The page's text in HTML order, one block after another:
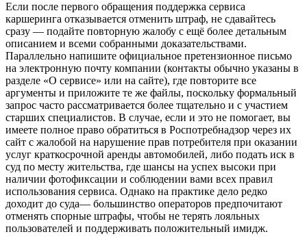
Если после первого обращения поддержка сервиса
каршеринга отказывается отменить штраф, не сдавайтесь
сразу — подайте повторную жалобу с ещё более детальным
описанием и всеми собранными доказательствами.
Параллельно напишите официальное претензионное письмо
на электронную почту компании (контакты обычно указаны в
разделе «О сервисе» или на сайте), где повторите все
аргументы и приложите те же файлы, поскольку формальный
запрос часто рассматривается более тщательно и с участием
старших специалистов. В случае, если и это не помогает, вы
имеете полное право обратиться в Роспотребнадзор через их
сайт с жалобой на нарушение прав потребителя при оказании
услуг краткосрочной аренды автомобилей, либо подать иск в
суд по месту жительства, где шансы на успех высоки при
наличии фотофиксации и соблюдении вами всех правил
использования сервиса. Однако на практике дело редко
доходит до суда— большинство операторов предпочитают
отменять спорные штрафы, чтобы не терять лояльных
пользователей и поддерживать положительный имидж.